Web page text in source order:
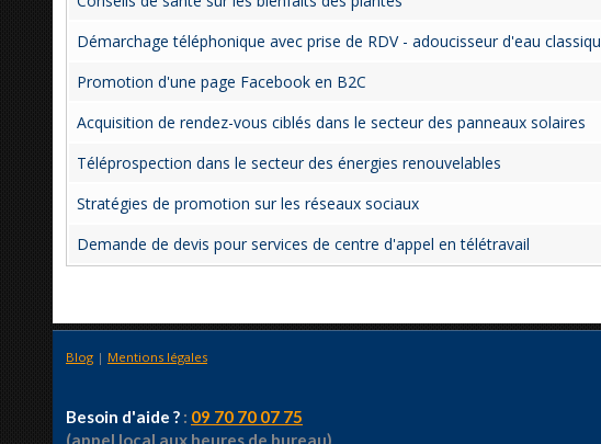
Démarchage téléphonique avec prise de RDV - adoucisseur d'eau
Promotion d'une page Facebook en B2C
Acquisition de rendez-vous ciblés dans le secteur des panneaux solaires
Téléprospection dans le secteur des énergies renouvelables
Stratégies de promotion sur les réseaux sociaux
Demande de devis pour services de centre d'appel en télétravail
Blog | Mentions légales
Besoin d'aide ? : 09 70 70 07 75
(appel local aux heures de bureau)